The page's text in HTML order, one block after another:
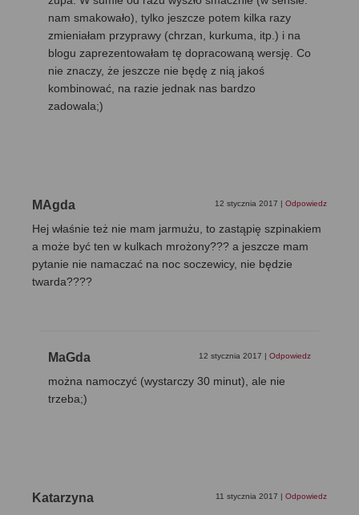
nam smakowało), tylko jeszcze potem kilka razy
zmieniałam przyprawy (chrzan, kurkuma, itp.) i na
blogu zaprezentowałam tę dopracowaną wersję. Co
nie znaczy, że jeszcze nie będę z nią jakoś
kombinować, na razie jednak nas bardzo
zadowala;)
MAgda 12 stycznia 2017 | Odpowiedz
Hej właśnie też nie mam jarmużu, to zastąpię szpinakiem
a może być ten w kulkach mrożony??? a jeszcze mam
pytanie nie namaczać na noc soczewicy, nie będzie
twarda????
MaGda 12 stycznia 2017 | Odpowiedz
można namoczyć (wystarczy 30 minut), ale nie
trzeba;)
Katarzyna 11 stycznia 2017 | Odpowiedz